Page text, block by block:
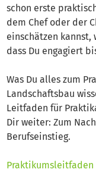
schon erste
dem Chef oder der
einschätzen kannst,
dass Du engagiert
Was Du alles zum
Landschaftsbau
Leitfaden für
Dir weiter: Zum
Berufseinstieg.
Praktikumsleitfaden